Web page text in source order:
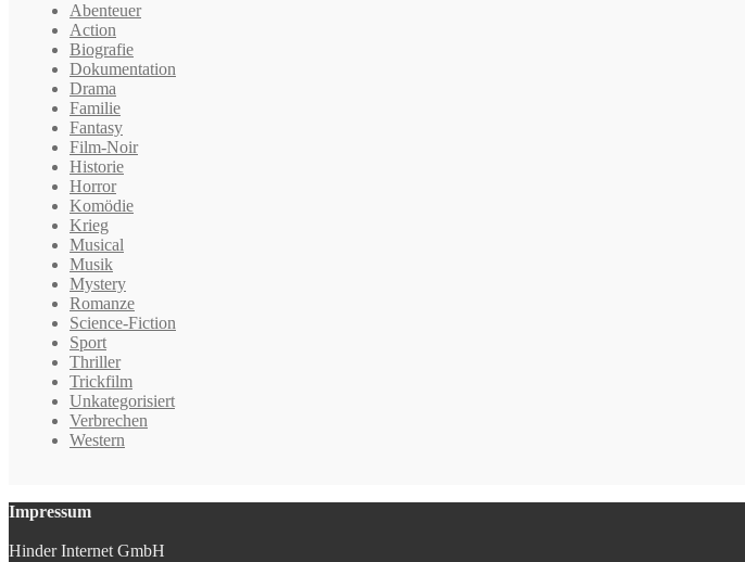
Abenteuer
Action
Biografie
Dokumentation
Drama
Familie
Fantasy
Film-Noir
Historie
Horror
Komödie
Krieg
Musical
Musik
Mystery
Romanze
Science-Fiction
Sport
Thriller
Trickfilm
Unkategorisiert
Verbrechen
Western
Impressum
Hinder Internet GmbH